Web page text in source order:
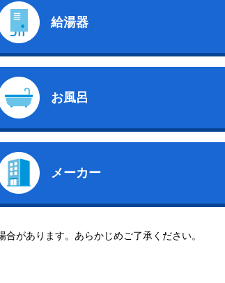
給湯器
お風呂
メーカー
があります。あらかじめご了承ください。